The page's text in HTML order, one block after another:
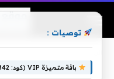
توصيات :
باقة متميزة VIP (كود: AA86842):